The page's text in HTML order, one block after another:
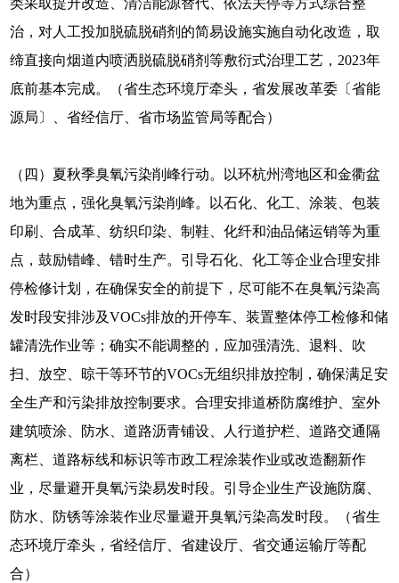
类采取提升改造、清洁能源替代、依法关停等方式综合整
治，对人工投加脱硫脱硝剂的简易设施实施自动化改造，取
缔直接向烟道内喷洒脱硫脱硝剂等敷衍式治理工艺，2023年
底前基本完成。（省生态环境厅牵头，省发展改革委〔省能
源局〕、省经信厅、省市场监管局等配合）
（四）夏秋季臭氧污染削峰行动。以环杭州湾地区和金衢盆
地为重点，强化臭氧污染削峰。以石化、化工、涂装、包装
印刷、合成革、纺织印染、制鞋、化纤和油品储运销等为重
点，鼓励错峰、错时生产。引导石化、化工等企业合理安排
停检修计划，在确保安全的前提下，尽可能不在臭氧污染高
发时段安排涉及VOCs排放的开停车、装置整体停工检修和储
罐清洗作业等；确实不能调整的，应加强清洗、退料、吹
扫、放空、晾干等环节的VOCs无组织排放控制，确保满足安
全生产和污染排放控制要求。合理安排道桥防腐维护、室外
建筑喷涂、防水、道路沥青铺设、人行道护栏、道路交通隔
离栏、道路标线和标识等市政工程涂装作业或改造翻新作
业，尽量避开臭氧污染易发时段。引导企业生产设施防腐、
防水、防锈等涂装作业尽量避开臭氧污染高发时段。（省生
态环境厅牵头，省经信厅、省建设厅、省交通运输厅等配
合）